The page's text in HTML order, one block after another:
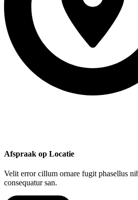
Afspraak op Locatie
Velit error cillum ornare fugit phasellus
consequatur san.